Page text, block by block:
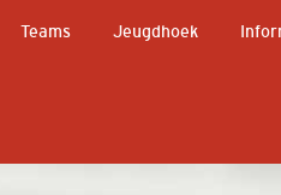
Teams Jeugdhoek